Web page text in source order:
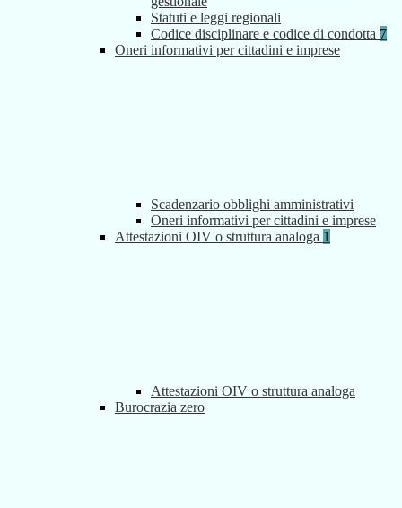
Statuti e leggi regionali
Codice disciplinare e codice di condotta 7
Oneri informativi per cittadini e imprese
Scadenzario obblighi amministrativi
Oneri informativi per cittadini e imprese
Attestazioni OIV o struttura analoga 1
Attestazioni OIV o struttura analoga
Burocrazia zero